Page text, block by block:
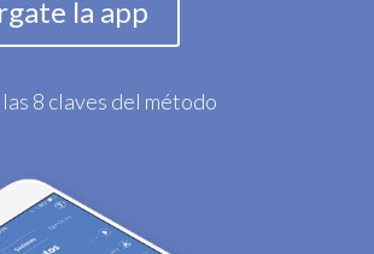
la app
8 claves del método